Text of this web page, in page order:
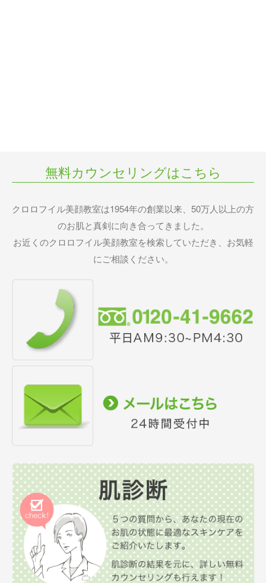
無料カウンセリングはこちら
クロロフイル美顔教室は1954年の創業以来、50万人以上の方
のお肌と真剣に向き合ってきました。
お近くのクロロフイル美顔教室を検索していただき、お気軽
にご相談ください。